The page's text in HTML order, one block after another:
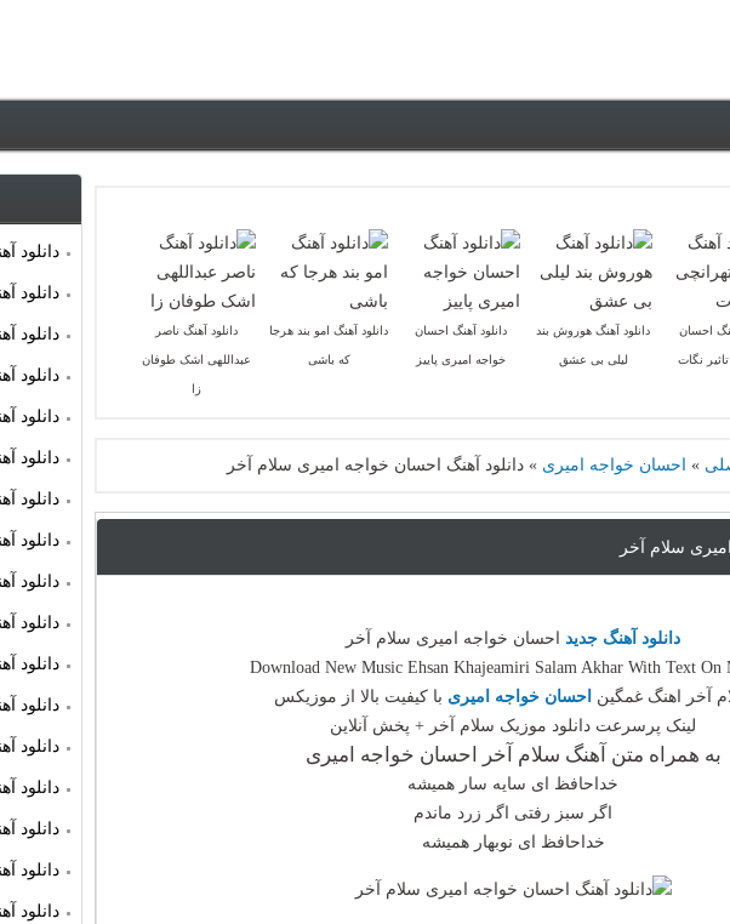
احسان
نگات
دانلود آهنگ هوروش بند
لیلی بی عشق
دانلود آهنگ احسان
خواجه امیری پاییز
دانلود آهنگ امو بند هرجا
که باشی
دانلود آهنگ ناصر
عبداللهی اشک طوفان
زا
» احسان خواجه امیری » دانلود آهنگ احسان خواجه امیری سلام آخر
سلام آخر
دانلود آهنگ جدید احسان خواجه امیری سلام آخر
Download New Music Ehsan Khajeamiri Salam Akhar With Text On
آخر اهنگ غمگین احسان خواجه امیری با کیفیت بالا از موزیکس
لینک پرسرعت دانلود موزیک سلام آخر + پخش آنلاین
به همراه متن آهنگ سلام آخر احسان خواجه امیری
خداحافظ ای سایه سار همیشه
اگر سبز رفتی اگر زرد ماندم
خداحافظ ای نوبهار همیشه
دانلود
دانلود
دانلود
دانلود
دانلود
دانلود
دانلود
دانلود
دانلود
دانلود
دانلود
دانلود
دانلود
دانلود
دانلود
دانلود
دانلود